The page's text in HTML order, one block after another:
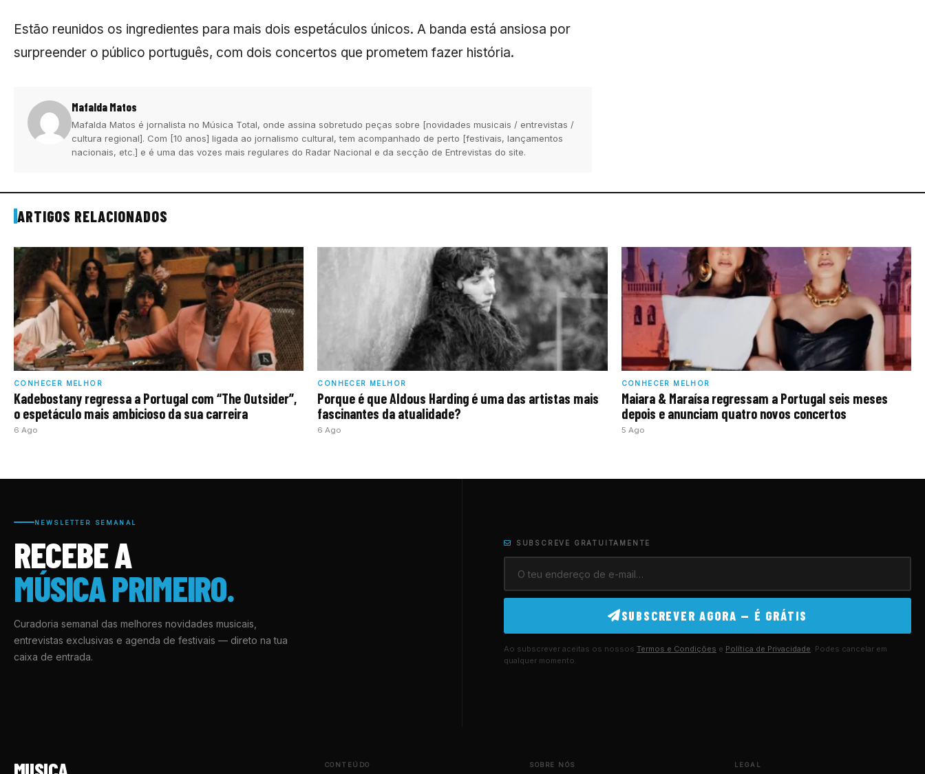
Estão reunidos os ingredientes para mais dois espetáculos únicos. A banda está ansiosa por
surpreender o público português, com dois concertos que prometem fazer história.
Mafalda Matos
Mafalda Matos é jornalista no Música Total, onde assina sobretudo peças sobre [novidades musicais / entrevistas /
cultura regional]. Com [10 anos] ligada ao jornalismo cultural, tem acompanhado de perto [festivais, lançamentos
nacionais, etc.] e é uma das vozes mais regulares do Radar Nacional e da secção de Entrevistas do site.
ARTIGOS RELACIONADOS
CONHECER MELHOR
Kadebostany regressa a Portugal com “The Outsider”,
o espetáculo mais ambicioso da sua carreira
6 Ago
CONHECER MELHOR
Porque é que Aldous Harding é uma das artistas mais
fascinantes da atualidade?
6 Ago
CONHECER MELHOR
Maiara & Maraísa regressam a Portugal seis meses
depois e anunciam quatro novos concertos
5 Ago
NEWSLETTER SEMANAL
RECEBE A
MÚSICA PRIMEIRO.
Curadoria semanal das melhores novidades musicais,
entrevistas exclusivas e agenda de festivais — direto na tua
caixa de entrada.
SUBSCREVE GRATUITAMENTE
SUBSCREVER AGORA — É GRÁTIS
Ao subscrever aceitas os nossos Termos e Condições e Política de Privacidade. Podes cancelar em
qualquer momento.
CONTEÚDO SOBRE NÓS LEGAL